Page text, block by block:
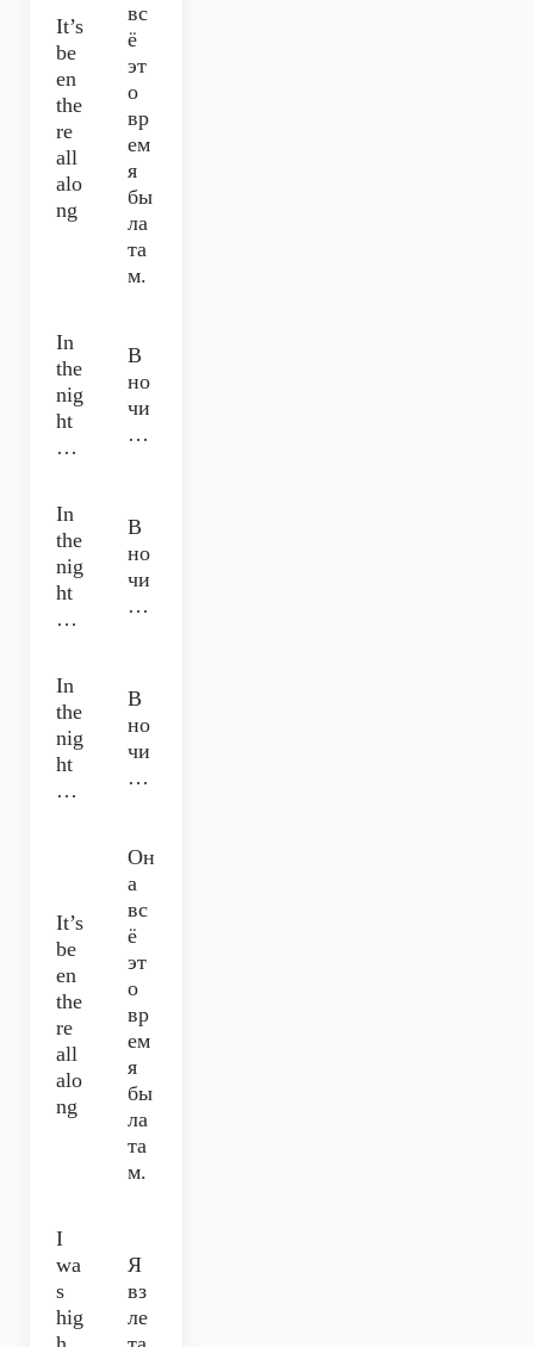
It’s
be
en
the
re
all
alo
ng
вс
ё
эт
о
вр
ем
я
бы
ла
та
м.
In
the
nig
ht
…
В
но
чи
…
In
the
nig
ht
…
В
но
чи
…
In
the
nig
ht
…
В
но
чи
…
It’s
be
en
the
re
all
alo
ng
Он
а
вс
ё
эт
о
вр
ем
я
бы
ла
та
м.
I
wa
s
hig
Я
вз
ле